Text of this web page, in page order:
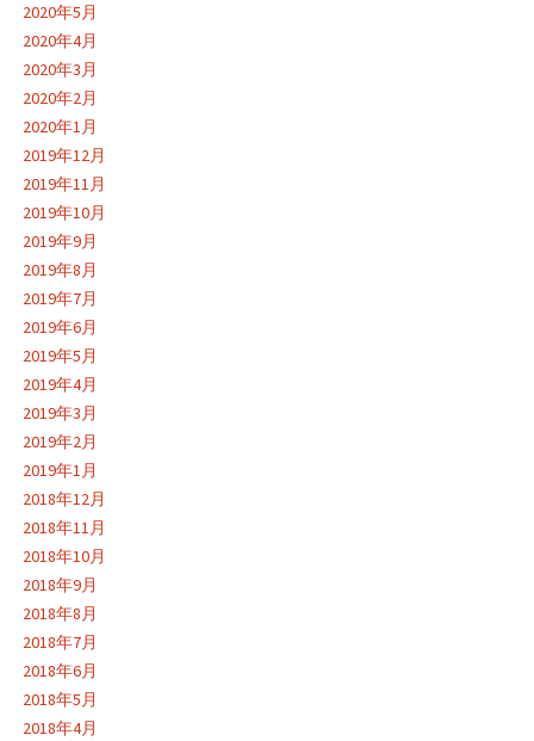
2020年5月
2020年4月
2020年3月
2020年2月
2020年1月
2019年12月
2019年11月
2019年10月
2019年9月
2019年8月
2019年7月
2019年6月
2019年5月
2019年4月
2019年3月
2019年2月
2019年1月
2018年12月
2018年11月
2018年10月
2018年9月
2018年8月
2018年7月
2018年6月
2018年5月
2018年4月